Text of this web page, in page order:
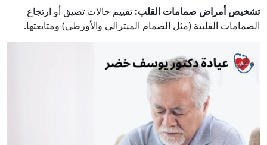
تشخيص أمراض صمامات القلب: تقييم حالات تضيق أو ارتجاع
الصمامات القلبية (مثل الصمام الميترالي والأورطي) ومتابعتها.